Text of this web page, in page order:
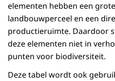
elementen hebben een
landbouwperceel en een
productieruimte. Daardoor
deze elementen niet in
punten voor biodiversiteit.
Deze tabel wordt ook